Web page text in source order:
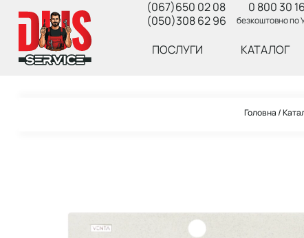
(067)650 02 08
(050)308 62 96
0 800 30
безкоштовно по
ПОСЛУГИ КАТАЛОГ
Головна